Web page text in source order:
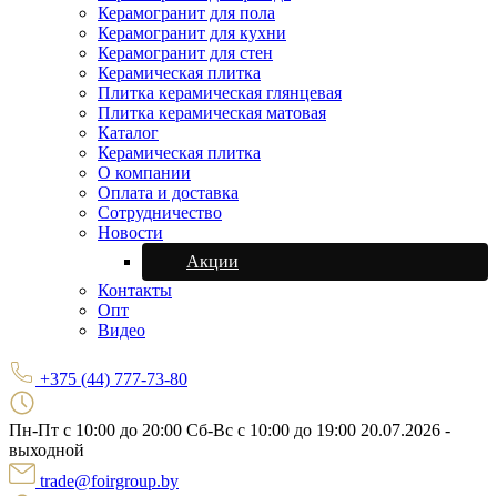
Керамогранит для пола
Керамогранит для кухни
Керамогранит для стен
Керамическая плитка
Плитка керамическая глянцевая
Плитка керамическая матовая
Каталог
Керамическая плитка
О компании
Оплата и доставка
Сотрудничество
Новости
Акции
Контакты
Опт
Видео
+375 (44) 777-73-80
Пн-Пт с 10:00 до 20:00 Сб-Вс с 10:00 до 19:00 20.07.2026 -
выходной
trade@foirgroup.by